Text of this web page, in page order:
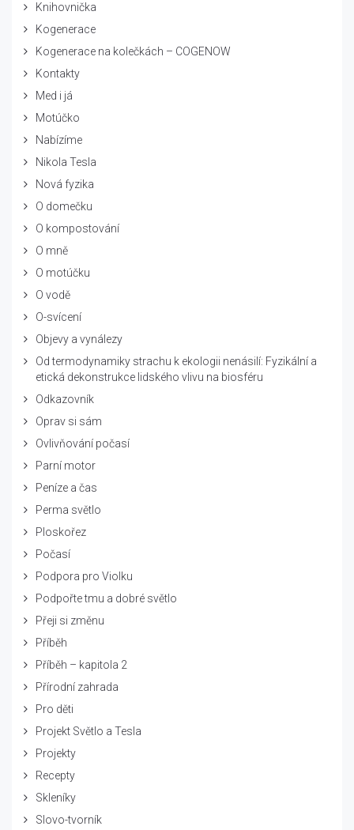
Knihovnička
Kogenerace
Kogenerace na kolečkách – COGENOW
Kontakty
Med i já
Motúčko
Nabízíme
Nikola Tesla
Nová fyzika
O domečku
O kompostování
O mně
O motúčku
O vodě
O-svícení
Objevy a vynálezy
Od termodynamiky strachu k ekologii nenásilí: Fyzikální a
etická dekonstrukce lidského vlivu na biosféru
Odkazovník
Oprav si sám
Ovlivňování počasí
Parní motor
Peníze a čas
Perma světlo
Ploskořez
Počasí
Podpora pro Violku
Podpořte tmu a dobré světlo
Přeji si změnu
Příběh
Příběh – kapitola 2
Přírodní zahrada
Pro děti
Projekt Světlo a Tesla
Projekty
Recepty
Skleníky
Slovo-tvorník